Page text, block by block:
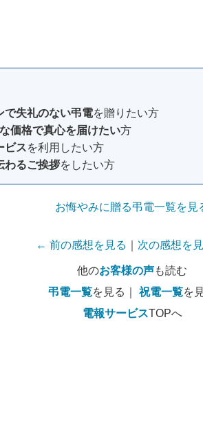
で失礼のない弔電を贈りたい方
価格で真心を届けたい方
ビスを利用したい方
わるご挨拶をしたい方
お悔やみに贈る弔電一覧を見
← 前の感想を見る 次の感想を
他のお客様の声も読む
弔電一覧を見る｜祝電一覧を
電報サービスTOPへ